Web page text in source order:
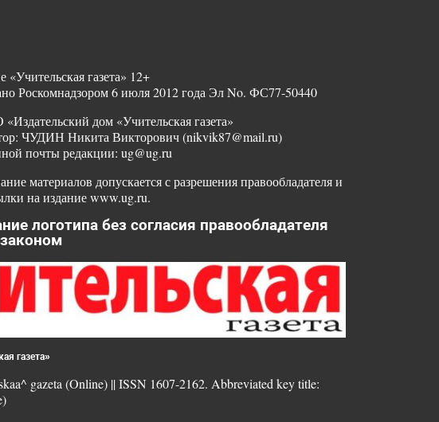
«Учительская газета» 12+
Роскомнадзором 6 июля 2012 года Эл No. ФС77-50440
дом «Учительская газета»
ЧУДИН Никита Викторович (nikvik87@mail.ru)
почты редакции: ug@ug.ru
материалов допускается с разрешения правообладателя и
на издание www.ug.ru.
логотипа без согласия правообладателя
газета»
gazeta (Online) || ISSN 1607-2162. Abbreviated key title: